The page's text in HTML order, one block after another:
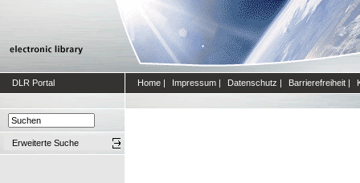
DLR Portal Home | Impressum | Datenschutz | Barrierefreiheit |
Erweiterte Suche